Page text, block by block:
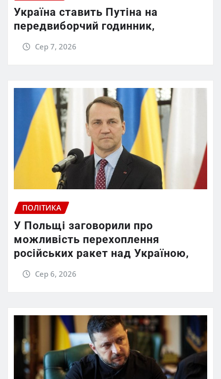
Україна ставить Путіна на
передвиборчий годинник,
Сер 7, 2026
ПОЛІТИКА
У Польщі заговорили про
можливість перехоплення
російських ракет над Україною,
Сер 6, 2026